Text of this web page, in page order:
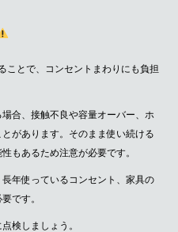
ことで、コンセントまわりにも負担
合、接触不良や容量オーバー、ホ
があります。そのまま使い続ける
もあるため注意が必要です。
年使っているコンセント、家具の
です。
検しましょう。